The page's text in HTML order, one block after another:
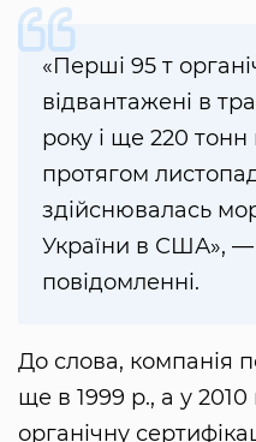
«Перші 95 т
відвантажені в
року і ще 220
протягом
здійснювалась
України в США», —
повідомленні.
До слова, компанія
ще в 1999 р., а у
органічну